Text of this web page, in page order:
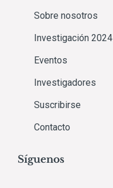
Sobre nosotros
Investigación 2024
Eventos
Investigadores
Suscribirse
Contacto
Síguenos